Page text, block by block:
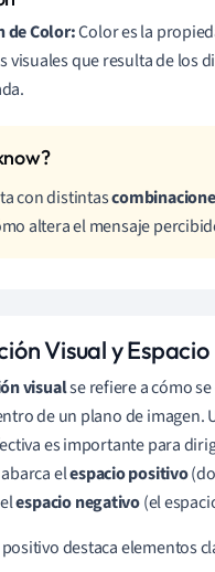
de Color:Color es la
visuales que resulta de los
con distintas
altera el mensaje
Visual y Espacio
visualse refiere a cómo
de un plano de imagen.
es importante para
elespacio positivo
espacio negativo(el
destaca elementos